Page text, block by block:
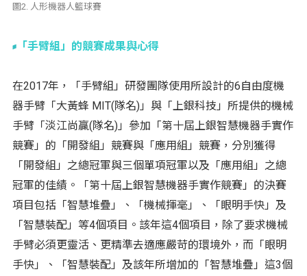
圖2. 人形機器人籃球賽
「手臂組」的競賽成果與心得
在2017年，「手臂組」研發團隊使用所設計的6自由度機
器手臂「大黃蜂 MIT(隊名)」與「上銀科技」所提供的機械
手臂「淡江尚贏(隊名)」參加「第十屆上銀智慧機器手實作
競賽」的「開發組」競賽與「應用組」競賽，分別獲得
「開發組」之總冠軍與三個單項冠軍以及「應用組」之總
冠軍的佳績。「第十屆上銀智慧機器手實作競賽」的決賽
項目包括「智慧堆疊」、「機械揮毫」、「眼明手快」及
「智慧裝配」等4個項目。該年這4個項目，除了要求機械
手臂必須更靈活、更精準去適應嚴苛的環境外，而「眼明
手快」、「智慧裝配」及該年所增加的「智慧堆疊」這3個